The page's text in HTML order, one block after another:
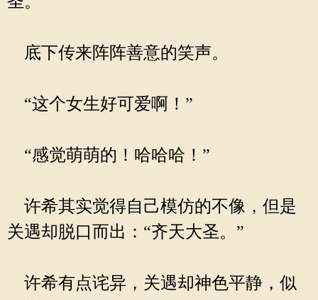
底下传来阵阵善意的笑声。
“这个女生好可爱啊！”
“感觉萌萌的！哈哈哈！”
许希其实觉得自己模仿的不像，但是
关遇却脱口而出：“齐天大圣。”
许希有点诧异，关遇却神色平静，似